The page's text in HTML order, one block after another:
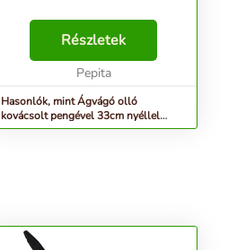
Részletek
Pepita
Hasonlók, mint Ágvágó olló
kovácsolt pengével 33cm nyéllel
MUTA